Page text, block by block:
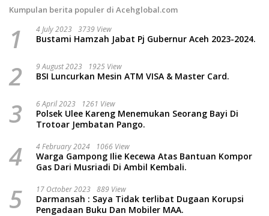
Kumpulan berita populer di Acehglobal.com
1 4 July 2023 3739 View
Bustami Hamzah Jabat Pj Gubernur Aceh 2023-2024.
2 9 August 2023 1925 View
BSI Luncurkan Mesin ATM VISA & Master Card.
3 6 April 2023 1261 View
Polsek Ulee Kareng Menemukan Seorang Bayi Di
Trotoar Jembatan Pango.
4 4 February 2024 1066 View
Warga Gampong Ilie Kecewa Atas Bantuan Kompor
Gas Dari Musriadi Di Ambil Kembali.
5 17 October 2023 889 View
Darmansah : Saya Tidak terlibat Dugaan Korupsi
Pengadaan Buku Dan Mobiler MAA.